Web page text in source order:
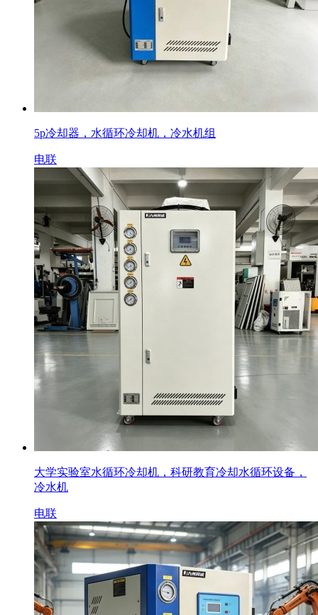
5p冷却器，水循环冷却机，冷水机组
电联
大学实验室水循环冷却机，科研教育冷却水循环设备，
冷水机
电联